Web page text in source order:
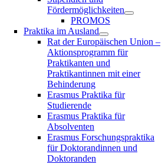
Fördermöglichkeiten
PROMOS
Praktika im Ausland
Rat der Europäischen Union –
Aktionsprogramm für
Praktikanten und
Praktikantinnen mit einer
Behinderung
Erasmus Praktika für
Studierende
Erasmus Praktika für
Absolventen
Erasmus Forschungspraktika
für Doktorandinnen und
Doktoranden